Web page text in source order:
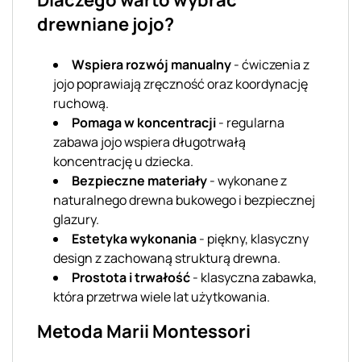
drewniane jojo?
Wspiera rozwój manualny- ćwiczenia z
jojo poprawiają zręczność oraz koordynację
ruchową.
Pomaga w koncentracji- regularna
zabawa jojo wspiera długotrwałą
koncentrację u dziecka.
Bezpieczne materiały- wykonane z
naturalnego drewna bukowego i bezpiecznej
glazury.
Estetyka wykonania- piękny, klasyczny
design z zachowaną strukturą drewna.
Prostota i trwałość- klasyczna zabawka,
która przetrwa wiele lat użytkowania.
Metoda Marii Montessori